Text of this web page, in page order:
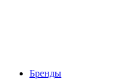
Бренды